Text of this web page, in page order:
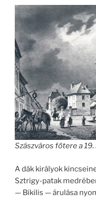
Szászváros főtere a
A dák királyok
Sztrigy-patak
— Bikilis — árulása